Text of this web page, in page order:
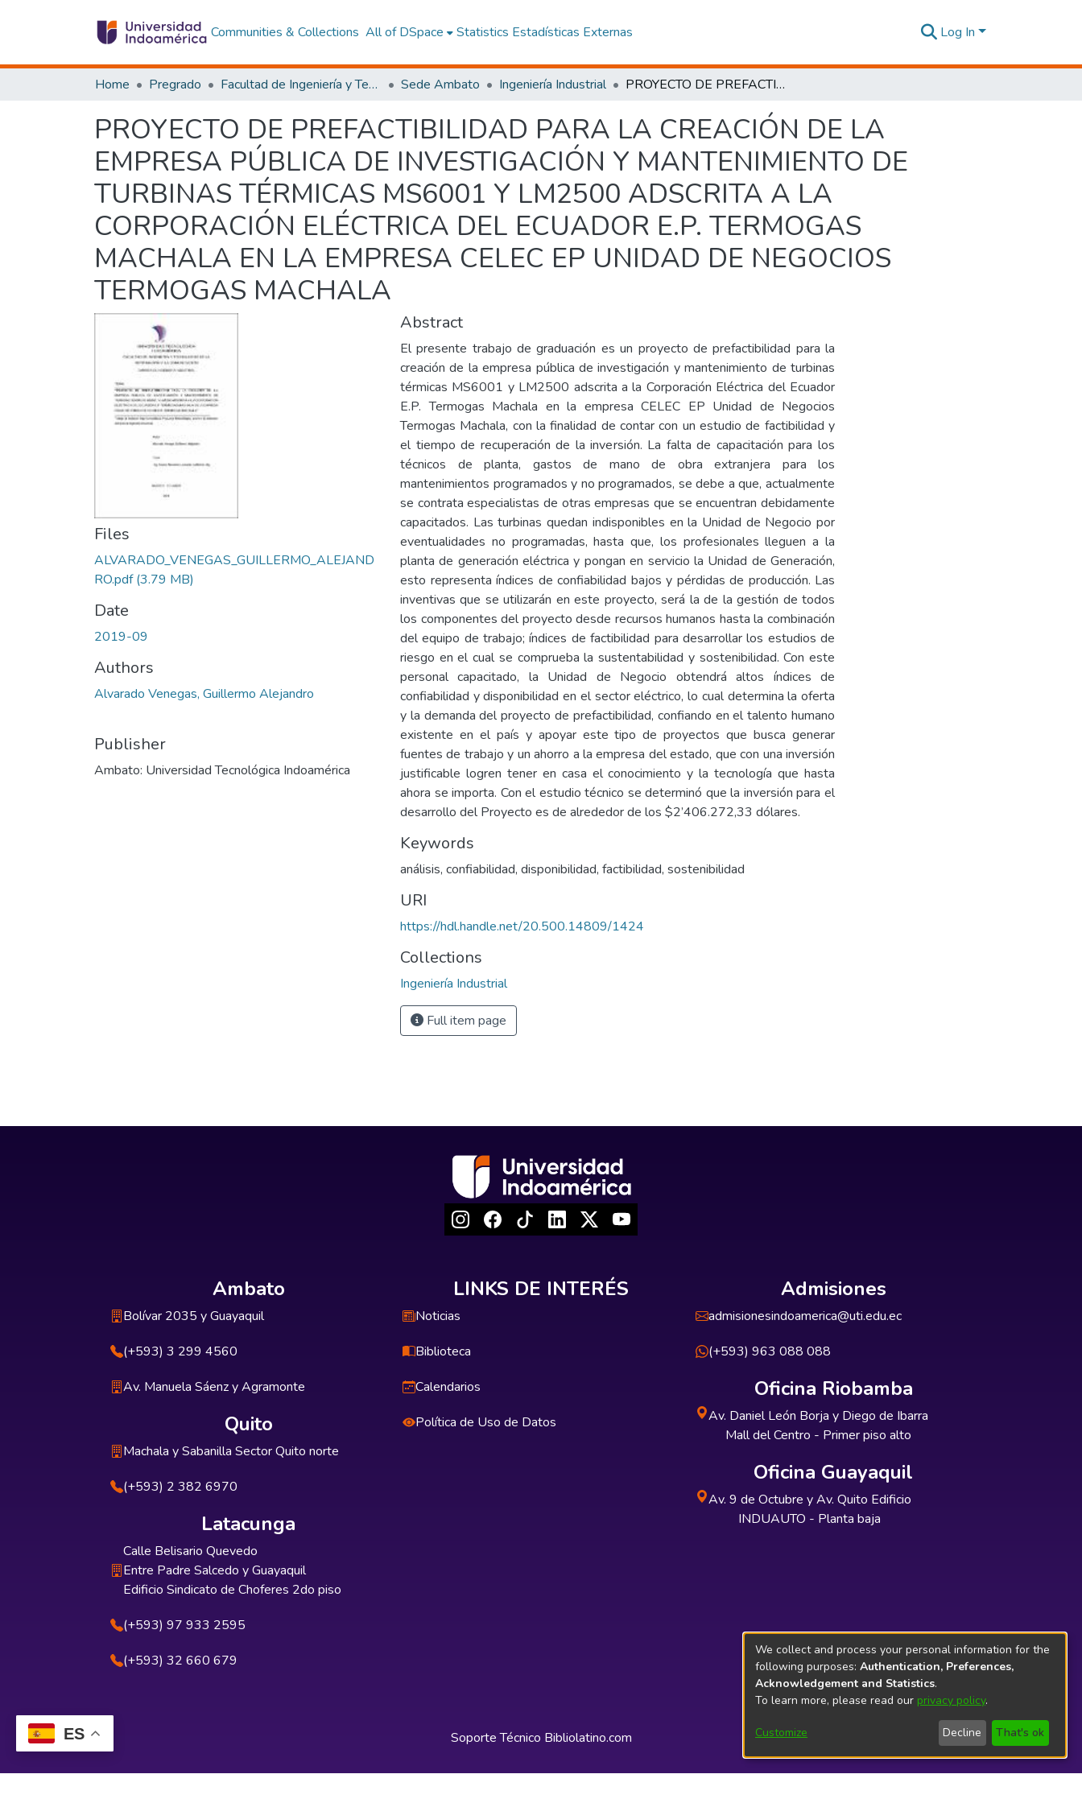
ES
Communities & Collections All of DSpace Statistics Estadísticas Externas Log In
Home Pregrado Facultad de Ingeniería y Tecnologías de la Información y la Comunicación Sede Ambato Ingeniería Industrial PROYECTO DE PREFACTIBILIDAD PARA LA CREACIÓN DE LA EMPRESA PÚBLICA DE INVESTIGACIÓN Y MANTENIMIENTO DE TURBINAS TÉRMICAS MS6001 Y LM2500 ADSCRITA A LA CORPORACIÓN ELÉCTRICA DEL ECUADOR E.P. TERMOGAS MACHALA EN LA EMPRESA CELEC EP UNIDAD DE NEGOCIOS TERMOGAS MACHALA
PROYECTO DE PREFACTIBILIDAD PARA LA CREACIÓN DE LA
EMPRESA PÚBLICA DE INVESTIGACIÓN Y MANTENIMIENTO DE
TURBINAS TÉRMICAS MS6001 Y LM2500 ADSCRITA A LA
CORPORACIÓN ELÉCTRICA DEL ECUADOR E.P. TERMOGAS
MACHALA EN LA EMPRESA CELEC EP UNIDAD DE NEGOCIOS
TERMOGAS MACHALA
Files
ALVARADO_VENEGAS_GUILLERMO_ALEJAND
RO.pdf(3.79 MB)
Date
2019-09
Authors
Alvarado Venegas, Guillermo Alejandro
Publisher
Ambato: Universidad Tecnológica Indoamérica
Abstract
El presente trabajo de graduación es un proyecto de prefactibilidad para la
creación de la empresa pública de investigación y mantenimiento de turbinas
térmicas MS6001 y LM2500 adscrita a la Corporación Eléctrica del Ecuador
E.P. Termogas Machala en la empresa CELEC EP Unidad de Negocios
Termogas Machala, con la finalidad de contar con un estudio de factibilidad y
el tiempo de recuperación de la inversión. La falta de capacitación para los
técnicos de planta, gastos de mano de obra extranjera para los
mantenimientos programados y no programados, se debe a que, actualmente
se contrata especialistas de otras empresas que se encuentran debidamente
capacitados. Las turbinas quedan indisponibles en la Unidad de Negocio por
eventualidades no programadas, hasta que, los profesionales lleguen a la
planta de generación eléctrica y pongan en servicio la Unidad de Generación,
esto representa índices de confiabilidad bajos y pérdidas de producción. Las
inventivas que se utilizarán en este proyecto, será la de la gestión de todos
los componentes del proyecto desde recursos humanos hasta la combinación
del equipo de trabajo; índices de factibilidad para desarrollar los estudios de
riesgo en el cual se comprueba la sustentabilidad y sostenibilidad. Con este
personal capacitado, la Unidad de Negocio obtendrá altos índices de
confiabilidad y disponibilidad en el sector eléctrico, lo cual determina la oferta
y la demanda del proyecto de prefactibilidad, confiando en el talento humano
existente en el país y apoyar este tipo de proyectos que busca generar
fuentes de trabajo y un ahorro a la empresa del estado, que con una inversión
justificable logren tener en casa el conocimiento y la tecnología que hasta
ahora se importa. Con el estudio técnico se determinó que la inversión para el
desarrollo del Proyecto es de alrededor de los $2’406.272,33 dólares.
Keywords
análisis, confiabilidad, disponibilidad, factibilidad, sostenibilidad
URI
https://hdl.handle.net/20.500.14809/1424
Collections
Ingeniería Industrial
Full item page
Ambato
Bolívar 2035 y Guayaquil
(+593) 3 299 4560
Av. Manuela Sáenz y Agramonte
Quito
Machala y Sabanilla Sector Quito norte
(+593) 2 382 6970
Latacunga
Calle Belisario Quevedo
Entre Padre Salcedo y Guayaquil
Edificio Sindicato de Choferes 2do piso
(+593) 97 933 2595
(+593) 32 660 679
LINKS DE INTERÉS
Noticias
Biblioteca
Calendarios
Política de Uso de Datos
Admisiones
admisionesindoamerica@uti.edu.ec
(+593) 963 088 088
Oficina Riobamba
Av. Daniel León Borja y Diego de Ibarra
Mall del Centro - Primer piso alto
Oficina Guayaquil
Av. 9 de Octubre y Av. Quito Edificio
INDUAUTO - Planta baja
Soporte Técnico Bibliolatino.com
We collect and process your personal information for the
following purposes: Authentication, Preferences,
Acknowledgement and Statistics.
To learn more, please read our privacy policy.
Customize Decline That's ok